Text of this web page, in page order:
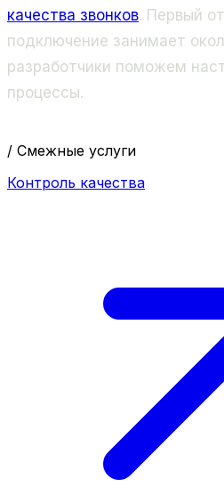
качества звонков. Первый
подключение занимает
разработчики поможем
процессы.
/ Смежные услуги
Контроль качества